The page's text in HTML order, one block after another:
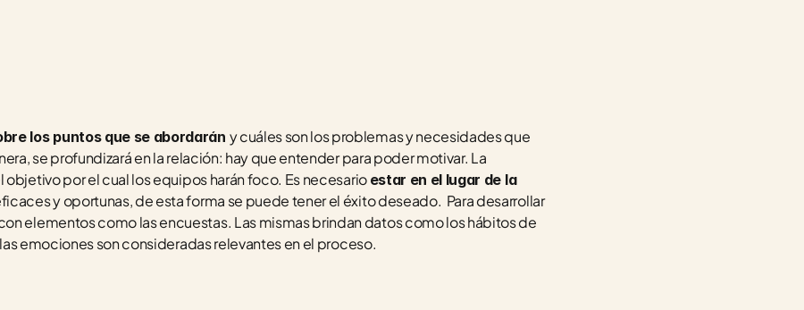
los puntos que se abordarán y cuáles son los problemas y necesidades que
se profundizará en la relación: hay que entender para poder motivar. La
por el cual los equipos harán foco. Es necesario estar en el lugar de la
y oportunas, de esta forma se puede tener el éxito deseado.  Para desarrollar
elementos como las encuestas. Las mismas brindan datos como los hábitos de
emociones son consideradas relevantes en el proceso.